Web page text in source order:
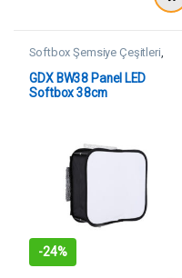
Softbox Şemsiye Çeşitleri
GDX BW38 Panel LED
Softbox 38cm
-24%